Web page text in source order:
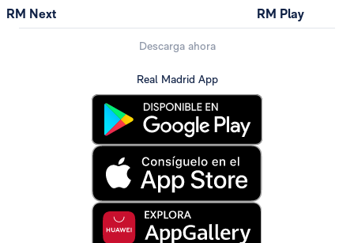
RM Next RM Play
Descarga ahora
Real Madrid App